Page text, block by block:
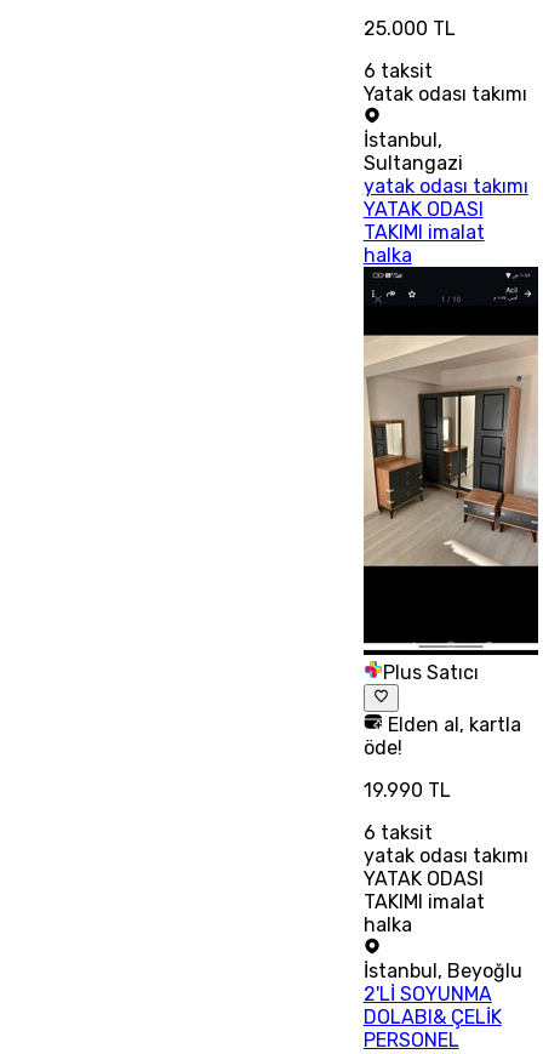
25.000 TL
6 taksit
Yatak odası takımı
İstanbul ,
Sultangazi
yatak odası takımı
YATAK ODASI
TAKIMI imalat
halka
Plus Satıcı
Elden al, kartla
öde!
19.990 TL
6 taksit
yatak odası takımı
YATAK ODASI
TAKIMI imalat
halka
İstanbul, Beyoğlu
2'Lİ SOYUNMA
DOLABI& ÇELİK
PERSONEL